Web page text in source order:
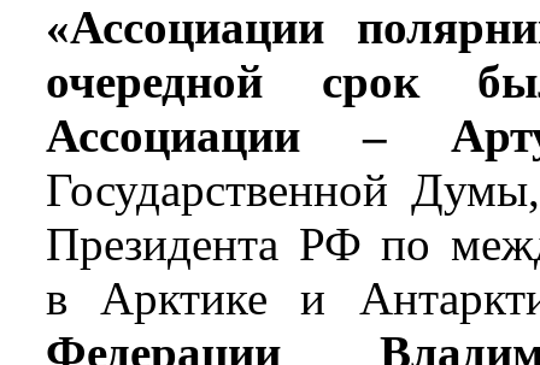
«Ассоциации
очередной срок
Ассоциации –
Государственной
Президента РФ по
в Арктике и
Федерации